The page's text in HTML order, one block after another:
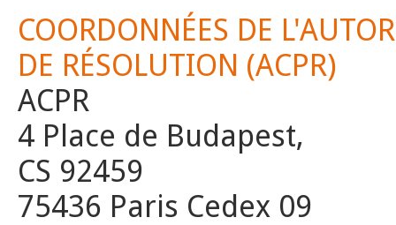
COORDONNÉES DE
DE RÉSOLUTION (ACPR)
ACPR
4 Place de Budapest,
CS 92459
75436 Paris Cedex 09